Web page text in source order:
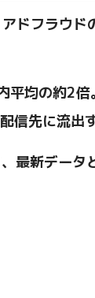
ドフラウ
均の約2
信先に流出
最新デー